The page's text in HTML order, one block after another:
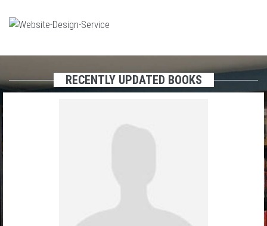
RECENTLY UPDATED BOOKS